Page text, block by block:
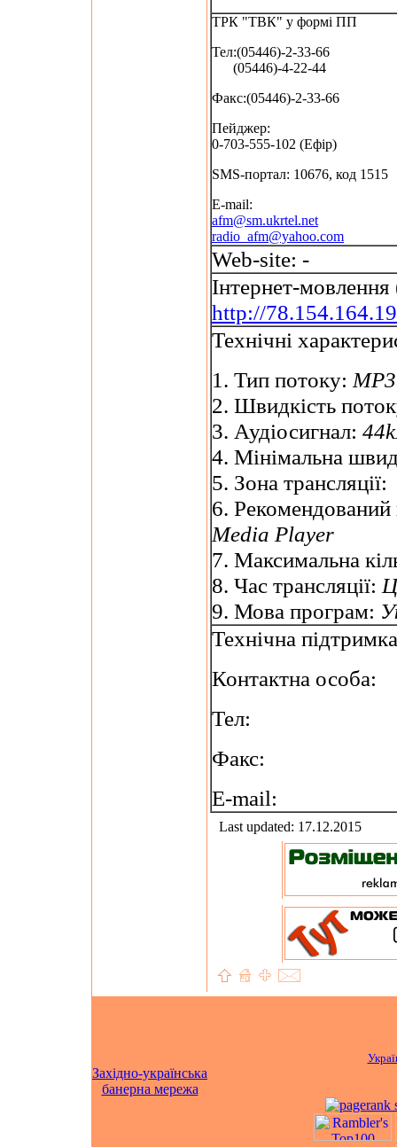
ТРК "ТВК" у формі ПП
Тел:(05446)-2-33-66
(05446)-4-22-44
Факс:(05446)-2-33-66
Пейджер:
0-703-555-102 (Ефір)
SMS-портал: 10676, код 1515
E-mail:
afm@sm.ukrtel.net
radio_afm@yahoo.com
Web-site: -
Інтернет-
http://
Технічні
1. Тип потоку:
2. Швидкість
3. Аудіосигнал:
4. Мінімальна
5. Зона трансляції:
6.
Media Player
7. Максимальна
8. Час трансляції:
9. Мова програм:
Технічна підтримка
Контактна особа:
Тел:
Факс:
E-mail:
Last updated: 17.12.2015
Західно-українська
банерна мережа